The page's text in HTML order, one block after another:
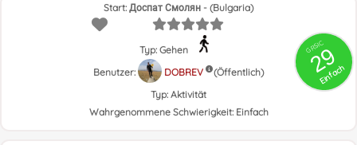
GRSIC
29
Einfach
Start: Доспат Смолян - (Bulgaria)
Typ: Gehen
Benutzer:
DOBREV
(Öffentlich)
Typ: Aktivität
Wahrgenommene Schwierigkeit: Einfach